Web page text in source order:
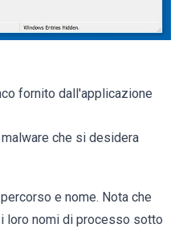
fornito dall'applicazione
che si desidera
e nome. Nota che
loro nomi di processo sotto